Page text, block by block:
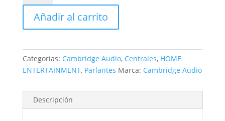
SX-
cantidad
Añadir al carrito
Categorías: Cambridge Audio, Centrales, HOME
ENTERTAINMENT, Parlantes Marca: Cambridge Audio
Descripción